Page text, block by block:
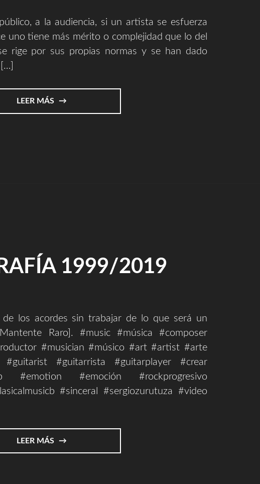
a la audiencia, si un artista se esfuerza
uno tiene más mérito o complejidad que lo del
rige por sus propias normas y se han dado
LEER MÁS "SERGIO
ZURUTUZA
1999/2019
de los acordes sin trabajar de lo que será un
Raro]. #music #música #composer
#musician #músico #art #artist #arte
#guitarrista #guitarplayer #crear
#emotion #emoción #rockprogresivo
#sinceral #sergiozurutuza #video
LEER MÁS "DISCOGRAFÍA
1999/2019"